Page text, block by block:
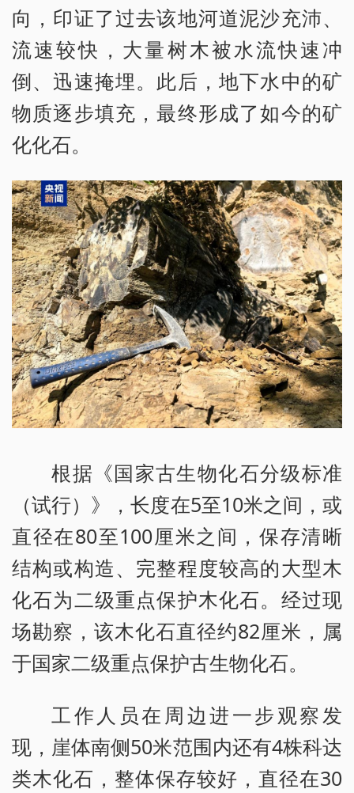
向，印证了过去该地河道泥沙充沛、
流速较快，大量树木被水流快速冲
倒、迅速掩埋。此后，地下水中的矿
物质逐步填充，最终形成了如今的矿
化化石。
根据《国家古生物化石分级标准
（试行）》，长度在5至10米之间，或
直径在80至100厘米之间，保存清晰
结构或构造、完整程度较高的大型木
化石为二级重点保护木化石。经过现
场勘察，该木化石直径约82厘米，属
于国家二级重点保护古生物化石。
工作人员在周边进一步观察发
现，崖体南侧50米范围内还有4株科达
类木化石，整体保存较好，直径在30